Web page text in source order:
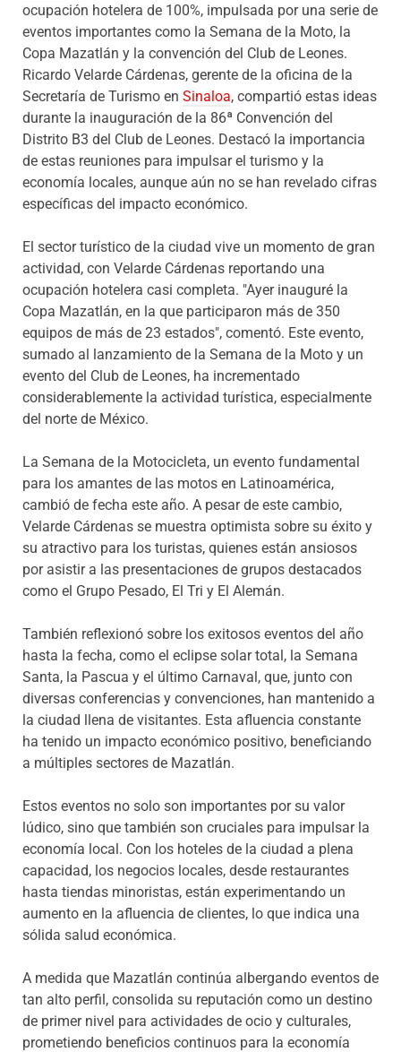
ocupación hotelera de 100%, impulsada por una serie de
eventos importantes como la Semana de la Moto, la
Copa Mazatlán y la convención del Club de Leones.
Ricardo Velarde Cárdenas, gerente de la oficina de la
Secretaría de Turismo en Sinaloa, compartió estas ideas
durante la inauguración de la 86ª Convención del
Distrito B3 del Club de Leones. Destacó la importancia
de estas reuniones para impulsar el turismo y la
economía locales, aunque aún no se han revelado cifras
específicas del impacto económico.
El sector turístico de la ciudad vive un momento de gran
actividad, con Velarde Cárdenas reportando una
ocupación hotelera casi completa. "Ayer inauguré la
Copa Mazatlán, en la que participaron más de 350
equipos de más de 23 estados", comentó. Este evento,
sumado al lanzamiento de la Semana de la Moto y un
evento del Club de Leones, ha incrementado
considerablemente la actividad turística, especialmente
del norte de México.
La Semana de la Motocicleta, un evento fundamental
para los amantes de las motos en Latinoamérica,
cambió de fecha este año. A pesar de este cambio,
Velarde Cárdenas se muestra optimista sobre su éxito y
su atractivo para los turistas, quienes están ansiosos
por asistir a las presentaciones de grupos destacados
como el Grupo Pesado, El Tri y El Alemán.
También reflexionó sobre los exitosos eventos del año
hasta la fecha, como el eclipse solar total, la Semana
Santa, la Pascua y el último Carnaval, que, junto con
diversas conferencias y convenciones, han mantenido a
la ciudad llena de visitantes. Esta afluencia constante
ha tenido un impacto económico positivo, beneficiando
a múltiples sectores de Mazatlán.
Estos eventos no solo son importantes por su valor
lúdico, sino que también son cruciales para impulsar la
economía local. Con los hoteles de la ciudad a plena
capacidad, los negocios locales, desde restaurantes
hasta tiendas minoristas, están experimentando un
aumento en la afluencia de clientes, lo que indica una
sólida salud económica.
A medida que Mazatlán continúa albergando eventos de
tan alto perfil, consolida su reputación como un destino
de primer nivel para actividades de ocio y culturales,
prometiendo beneficios continuos para la economía